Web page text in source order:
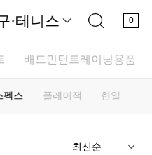
0
·테니스
배드민턴트레이닝용품
펙스 플레이잭 한일